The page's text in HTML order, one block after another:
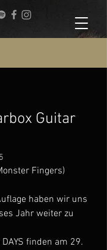
Guitar
Fingers)
haben wir uns
Jahr weiter zu
DAYS finden am 29.